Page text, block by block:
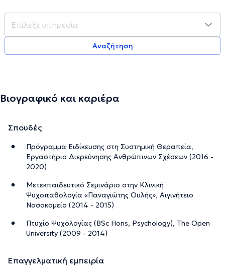
Αναζήτηση
Βιογραφικό και καριέρα
Σπουδές
Πρόγραμμα Ειδίκευσης στη Συστημική Θεραπεία,
Εργαστήριο Διερεύνησης Ανθρώπινων Σχέσεων (2016 -
2020)
Mετεκπαιδευτικό Σεμινάριο στην Κλινική
Ψυχοπαθολογία «Παναγιώτης Ουλής», Αιγινήτειο
Νοσοκομείο (2014 - 2015)
Πτυχίο Ψυχολογίας (BSc Hons, Psychology), The Open
University (2009 - 2014)
Επαγγελματική εμπειρία